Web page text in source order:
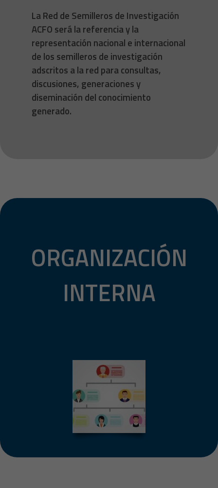
La Red de Semilleros de Investigación
ACFO será la referencia y la
representación nacional e internacional
de los semilleros de investigación
adscritos a la red para consultas,
discusiones, generaciones y
diseminación del conocimiento
generado.
ORGANIZACIÓN
INTERNA